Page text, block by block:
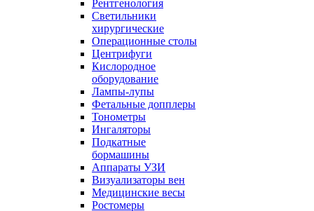
Рентгенология
Светильники
хирургические
Операционные столы
Центрифуги
Кислородное
оборудование
Лампы-лупы
Фетальные допплеры
Тонометры
Ингаляторы
Подкатные
бормашины
Аппараты УЗИ
Визуализаторы вен
Медицинские весы
Ростомеры